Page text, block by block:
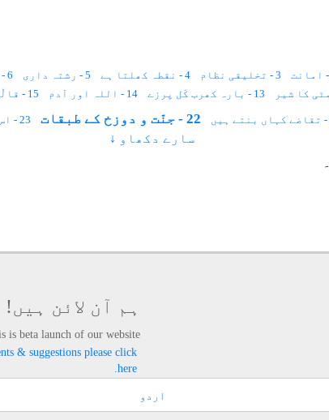
3 - تخلیقی نظام 4 - نقطہ کھلتا ہے 5 - رشتہ داری 6 - فرشتے اور انسان
13 - بارہ کھرب کَل پرزے 14 - اللہ اور آدم 15 - قالُوا بَلیٰ
22 - جنّت و دوزخ کے طبقات 23 - اس کونے سے اس کونے تک
31 - پرواز
سارے دکھاو ↓
ہم آن لائن ہیں!
is beta launch of our website.
& suggestions please click
here.
اردو